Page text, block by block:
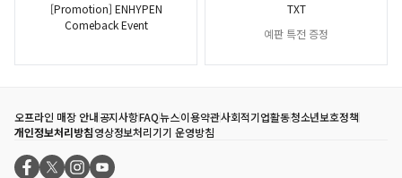
[Promotion] ENHYPEN
Comeback Event
TXT
예판 특전 증정
오프라인 매장 안내공지사항FAQ뉴스이용약관사회적기업활동청소년보호정책
개인정보처리방침영상정보처리기기 운영방침